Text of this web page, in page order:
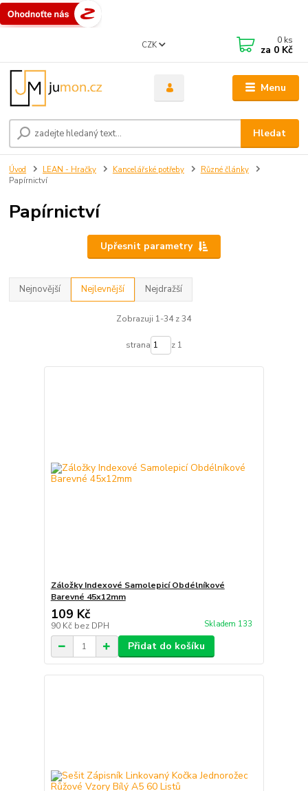
Menu
CZK
Hledat
0 ks
za 0 Kč
Úvod LEAN - Hračky Kancelářské potřeby
Různé články
Papírnictví
Papírnictví
Upřesnit parametry
Nejnovější Nejlevnější Nejdražší
Zobrazuji 1-34 z 34
strana z 1
Záložky Indexové Samolepicí Obdélníkové
Barevné 45x12mm
109 Kč
90 Kč bez DPH Skladem 133
Přidat do košíku